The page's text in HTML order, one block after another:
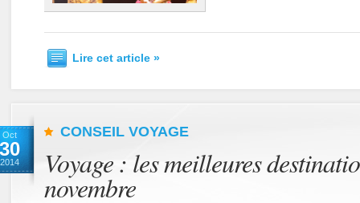
Lire cet article »
Oct
30
2014
CONSEIL VOYAGE
Voyage : les meilleures
novembre